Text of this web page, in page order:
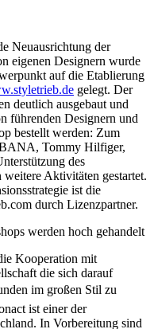
Neuausrichtung der
eigenen Designern wurde
auf die Etablierung
gelegt. Der
deutlich ausgebaut und
führenden Designern und
bestellt werden: Zum
Tommy Hilfiger,
des
Aktivitäten gestartet.
ist die
durch Lizenzpartner.
werden hoch gehandelt
Kooperation mit
die sich darauf
im großen Stil zu
ist einer der
In Vorbereitung sind